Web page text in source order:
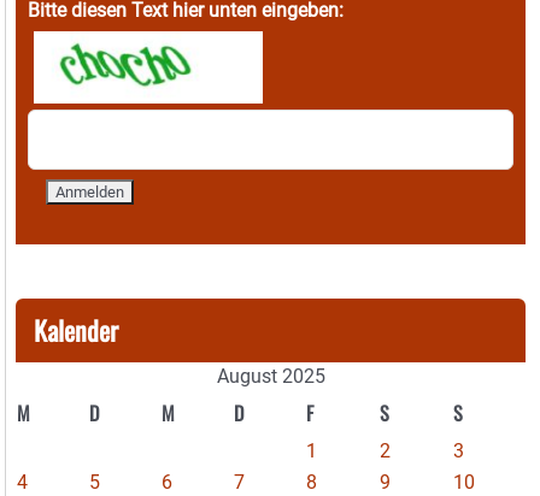
Bitte diesen Text hier unten eingeben:
Kalender
August 2025
M D M D F S S
1 2
3
4
5 6 7 8 9
10